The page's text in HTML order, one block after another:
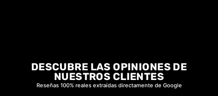
DESCUBRE LAS OPINIONES DE
NUESTROS CLIENTES
Reseñas 100% reales extraídas directamente de Google